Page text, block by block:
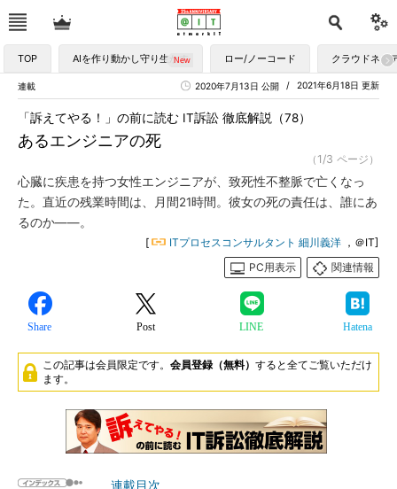
TOP AIを作り動かし守り生かす ロー/ノーコード クラウドネイ
連載 2021年6月18日 更新
2020年7月13日 公開
あるエンジニアの死
「訴えてやる！」の前に読む IT訴訟 徹底解説（78）
（1/3 ページ）
心臓に疾患を持つ女性エンジニアが、致死性不整脈で亡くなっ
た。直近の残業時間は、月間21時間。彼女の死の責任は、誰にあ
るのか――。
[ ITプロセスコンサルタント 細川義洋 ，＠IT]
PC用表示
関連情報
Share Post LINE Hatena
この記事は会員限定です。 会員登録（無料） すると全てご覧いただけ
ます。
連載目次